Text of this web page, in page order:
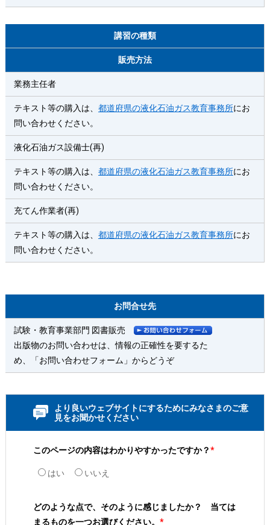
講習の種類
販売方法
業務主任者
テキスト等の購入は、 都道府県の液化石油ガス教育事務所にお
問い合わせください。
液化石油ガス設備士(再)
テキスト等の購入は、 都道府県の液化石油ガス教育事務所にお
問い合わせください。
充てん作業者(再)
テキスト等の購入は、 都道府県の液化石油ガス教育事務所にお
問い合わせください。
お問合せ先
試験・教育事業部門 図書販売
出版物のお問い合わせは、情報の正確性を要するた
め、「お問い合わせフォーム」からどうぞ
より良いウェブサイトにするためにみなさまのご意
見をお聞かせください
このページの内容はわかりやすかったですか？*
はい いいえ
どのような点で、そのように感じましたか？ 当ては
まるものを一つお選びください。 *